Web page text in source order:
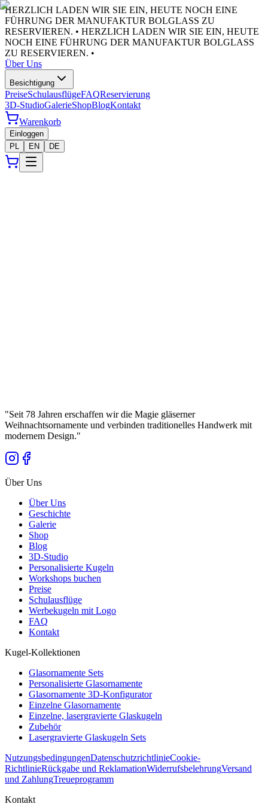
HERZLICH LADEN WIR SIE EIN, HEUTE NOCH EINE
FÜHRUNG DER MANUFAKTUR BOLGLASS ZU
RESERVIEREN. • HERZLICH LADEN WIR SIE EIN, HEUTE
NOCH EINE FÜHRUNG DER MANUFAKTUR BOLGLASS
ZU RESERVIEREN. •
Über Uns
Besichtigung
PreiseSchulausflügeFAQReservierung
3D-StudioGalerieShopBlogKontakt
Warenkorb
Einloggen
PL
EN DE
"Seit 78 Jahren erschaffen wir die Magie gläserner
Weihnachtsornamente und verbinden traditionelles Handwerk mit
modernem Design."
Über Uns
Über Uns
Geschichte
Galerie
Shop
Blog
3D-Studio
Personalisierte Kugeln
Workshops buchen
Preise
Schulausflüge
Werbekugeln mit Logo
FAQ
Kontakt
Kugel-Kollektionen
Glasornamente Sets
Personalisierte Glasornamente
Glasornamente 3D-Konfigurator
Einzelne Glasornamente
Einzelne, lasergravierte Glaskugeln
Zubehör
Lasergravierte Glaskugeln Sets
NutzungsbedingungenDatenschutzrichtlinieCookie-
RichtlinieRückgabe und ReklamationWiderrufsbelehrungVersand
und ZahlungTreueprogramm
Kontakt